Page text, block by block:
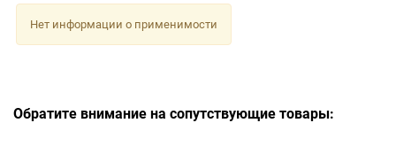
Нет информации о применимости
Обратите внимание на сопутствующие товары: